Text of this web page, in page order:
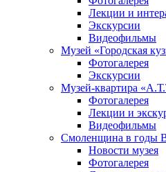
Лекции и
Экскурсии
Видеофильмы
Музей «Городская
Фотогалерея
Экскурсии
Музей-квартира
Фотогалерея
Лекции и
Видеофильмы
Смоленщина в годы
Новости музея
Фотогалерея